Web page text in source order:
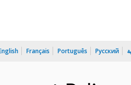
Français Português Русский